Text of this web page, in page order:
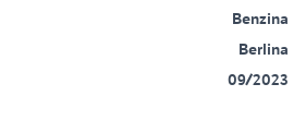
Benzina
Berlina
09/2023